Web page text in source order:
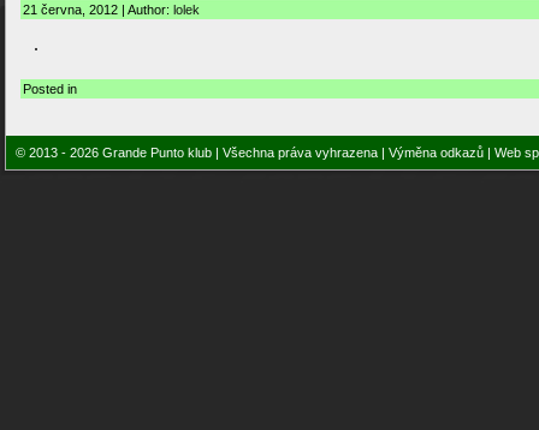
21 června, 2012 | Author: lolek
Posted in
© 2013 - 2026 Grande Punto klub | Všechna práva vyhrazena | Výměna odkazů | Web